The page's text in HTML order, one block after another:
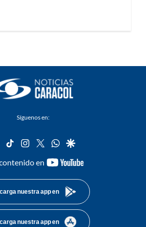
Síguenos en:
facebook
tiktok instagram
twitterwhatsapp
google
en
youtube-
nuestra app en
nuestra app en